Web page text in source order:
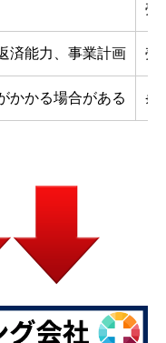
売
済能力、事業計画 売
かかる場合がある 条